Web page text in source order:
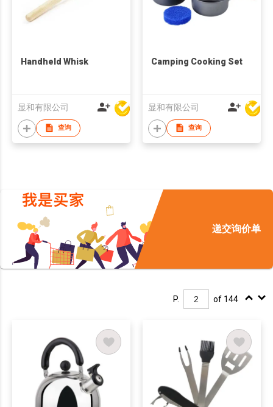
Handheld Whisk
显和有限公司
查询
Camping Cooking Set
显和有限公司
查询
递交询价单
P. of 144